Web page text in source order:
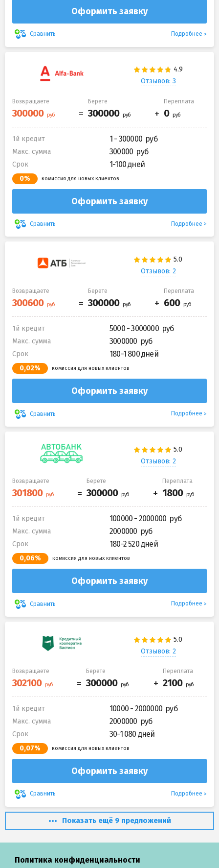
Оформить заявку
Сравнить Подробнее
Отзывов: 3
Возвращаете Берете Переплата
1й кредит 1 - 300000
Макс. сумма 300000
Срок 1-100 дней
0% комиссия для новых клиентов
Оформить заявку
Сравнить Подробнее
Отзывов: 2
Возвращаете Берете Переплата
1й кредит 5000 - 3000000
Макс. сумма 3000000
Срок 180-1 800 дней
0,02% комиссия для новых клиентов
Оформить заявку
Сравнить Подробнее
Отзывов: 2
Возвращаете Берете Переплата
1й кредит 100000 - 2000000
Макс. сумма 2000000
Срок 180-2 520 дней
0,06% комиссия для новых клиентов
Оформить заявку
Сравнить Подробнее
Отзывов: 2
Возвращаете Берете Переплата
1й кредит 10000 - 2000000
Макс. сумма 2000000
Срок 30-1 080 дней
0,07% комиссия для новых клиентов
Оформить заявку
Сравнить Подробнее
Показать ещё 9 предложений
Политика конфиденциальности